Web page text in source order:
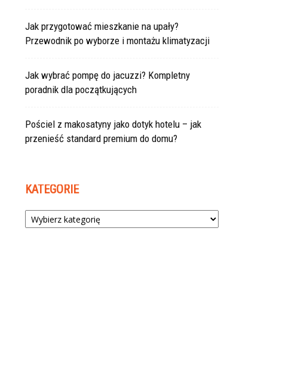
Jak przygotować mieszkanie na upały?
Przewodnik po wyborze i montażu klimatyzacji
Jak wybrać pompę do jacuzzi? Kompletny
poradnik dla początkujących
Pościel z makosatyny jako dotyk hotelu – jak
przenieść standard premium do domu?
KATEGORIE
Kategorie